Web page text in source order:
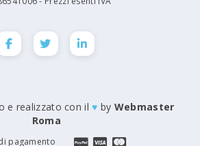
e realizzato con il♥ by Webmaster
Roma
pagamento